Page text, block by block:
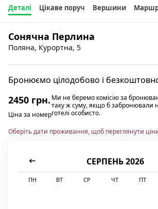
Деталі Цікаве поруч Вершини
Сонячна Перлина
Поляна, Курортна, 5
Бронюємо цілодобово і
2450 грн.
Ціна за номер
Ми не беремо комісію за
таку ж суму, якщо б забронювали
готелі особисто.
Оберіть дати проживання, щоб переглянути
СЕРПЕНЬ 2026
ПН ВТ СР ЧТ ПТ